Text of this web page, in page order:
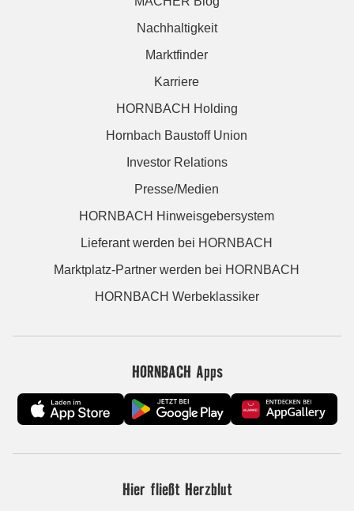
Nachhaltigkeit
Marktfinder
Karriere
HORNBACH Holding
Hornbach Baustoff Union
Investor Relations
Presse/Medien
HORNBACH Hinweisgebersystem
Lieferant werden bei HORNBACH
Marktplatz-Partner werden bei HORNBACH
HORNBACH Werbeklassiker
HORNBACH Apps
Hier fließt Herzblut